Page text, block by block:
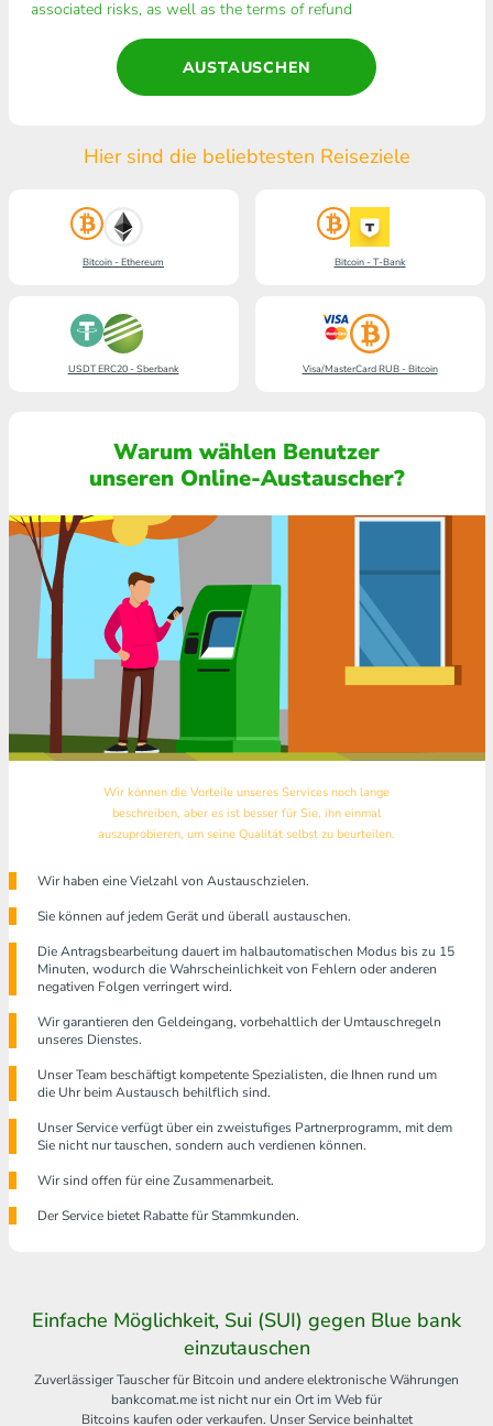
associated risks, as well as the terms of refund
AUSTAUSCHEN
Hier sind die beliebtesten Reiseziele
Bitcoin - Ethereum Bitcoin - T-Bank
USDT ERC20 - Sberbank Visa/MasterCard RUB - Bitcoin
Warum wählen Benutzer
unseren Online-Austauscher?
Wir können die Vorteile unseres Services noch lange
beschreiben, aber es ist besser für Sie, ihn einmal
auszuprobieren, um seine Qualität selbst zu beurteilen.
Wir haben eine Vielzahl von Austauschzielen.
Sie können auf jedem Gerät und überall austauschen.
Die Antragsbearbeitung dauert im halbautomatischen Modus bis zu 15
Minuten, wodurch die Wahrscheinlichkeit von Fehlern oder anderen
negativen Folgen verringert wird.
Wir garantieren den Geldeingang, vorbehaltlich der Umtauschregeln
unseres Dienstes.
Unser Team beschäftigt kompetente Spezialisten, die Ihnen rund um
die Uhr beim Austausch behilflich sind.
Unser Service verfügt über ein zweistufiges Partnerprogramm, mit dem
Sie nicht nur tauschen, sondern auch verdienen können.
Wir sind offen für eine Zusammenarbeit.
Der Service bietet Rabatte für Stammkunden.
Einfache Möglichkeit, Sui (SUI) gegen Blue bank
einzutauschen
Zuverlässiger Tauscher für Bitcoin und andere elektronische Währungen
bankcomat.me ist nicht nur ein Ort im Web für
Bitcoins kaufen oder verkaufen. Unser Service beinhaltet